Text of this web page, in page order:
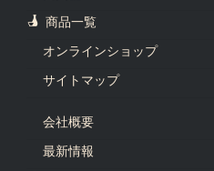
商品一覧
オンラインショップ
サイトマップ
会社概要
最新情報